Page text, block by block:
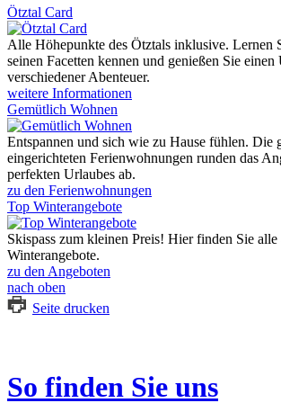
Ötztal Card
Alle Höhepunkte des Ötztals inklusive. Lernen
seinen Facetten kennen und genießen Sie
verschiedener Abenteuer.
weitere Informationen
Gemütlich Wohnen
Entspannen und sich wie zu Hause fühlen. Die
eingerichteten Ferienwohnungen runden das
perfekten Urlaubes ab.
zu den Ferienwohnungen
Top Winterangebote
Skispass zum kleinen Preis! Hier finden Sie
Winterangebote.
zu den Angeboten
nach oben
Seite drucken
So finden Sie uns